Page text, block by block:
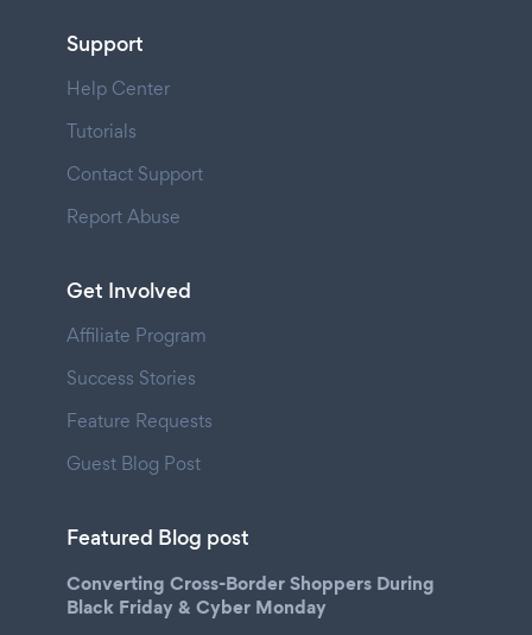
Support
Help Center
Tutorials
Contact Support
Report Abuse
Get Involved
Affiliate Program
Success Stories
Feature Requests
Guest Blog Post
Featured Blog post
Converting Cross-Border Shoppers During
Black Friday & Cyber Monday